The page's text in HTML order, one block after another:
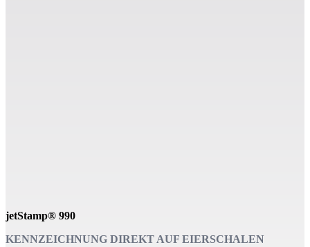
jetStamp® 990
KENNZEICHNUNG DIREKT AUF EIERSCHALEN